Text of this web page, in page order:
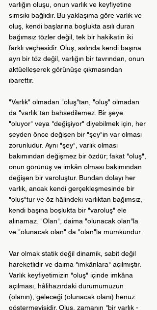
varlığın oluşu, onun varlık ve keyfiyetine
sımsıkı bağlıdır. Bu yaklaşıma göre varlık ve
oluş, kendi başlarına boşlukta asılı duran
bağımsız tözler değil, tek bir hakikatin iki
farklı veçhesidir. Oluş, aslında kendi başına
ayrı bir töz değil, varlığın bir tavrından, onun
aktüelleşerek görünüşe çıkmasından
ibarettir.
"Varlık" olmadan "oluş"tan, "oluş" olmadan
da "varlık"tan bahsedilemez. Bir şeye
"oluyor" veya "değişiyor" diyebilmek için, her
şeyden önce değişen bir "şey"in var olması
zorunludur. Aynı "şey", varlık olması
bakımından değişmez bir özdür; fakat "oluş",
onun görünüş ve imkân olması bakımından
değişen bir varoluştur. Bundan dolayı her
varlık, ancak kendi gerçekleşmesinde bir
"oluş"tur ve öz hâlindeki varlıktan bağımsız,
kendi başına boşlukta bir "varoluş" ele
alınamaz. "Olan", daima "olunacak olan"la
ve "olunacak olan" da "olan"la mümkündür.
Var olmak statik değil dinamik, sabit değil
hareketlidir ve daima "imkânlara" açılmıştır.
Varlık keyfiyetimizin "oluş" içinde imkâna
açılması, hâlihazırdaki durumumuzun
(olanın), geleceği (olunacak olanı) henüz
göstermeyişidir. Oluş, zamanın "bir varlık -